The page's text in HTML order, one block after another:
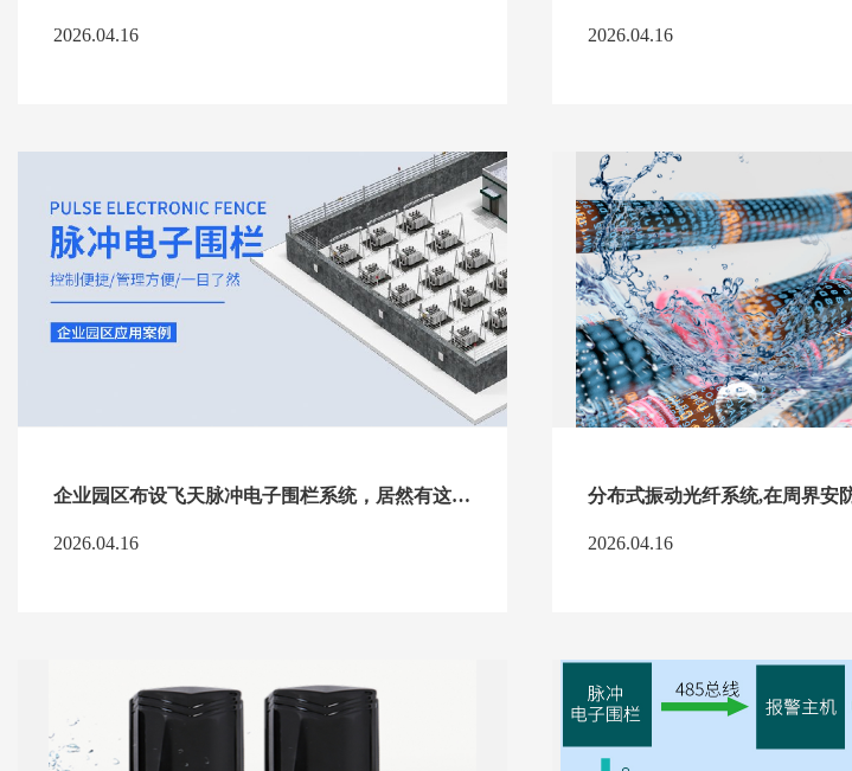
2026.04.16 2026.04.16
企业园区布设飞天脉冲电子围栏系统，居然有这么多好处！
2026.04.16
分布式振动光纤系统,在周界安
2026.04.16